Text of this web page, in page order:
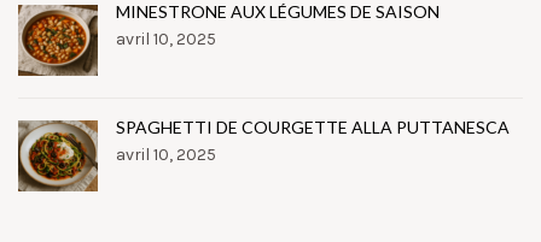
MINESTRONE AUX LÉGUMES DE SAISON
avril 10, 2025
SPAGHETTI DE COURGETTE ALLA PUTTANESCA
avril 10, 2025